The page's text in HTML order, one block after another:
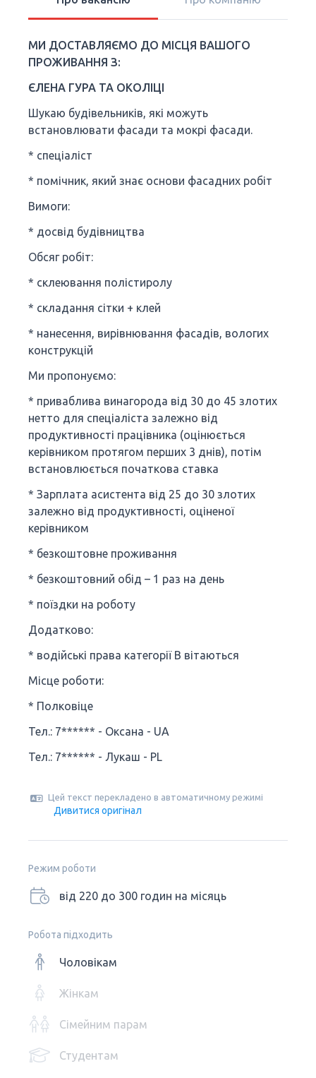
МИ ДОСТАВЛЯЄМО ДО МІСЦЯ ВАШОГО
ПРОЖИВАННЯ З:
ЄЛЕНА ГУРА ТА ОКОЛІЦІ
Шукаю будівельників, які можуть
встановлювати фасади та мокрі фасади.
* спеціаліст
* помічник, який знає основи фасадних робіт
Вимоги:
* досвід будівництва
Обсяг робіт:
* склеювання полістиролу
* складання сітки + клей
* нанесення, вирівнювання фасадів, вологих
конструкцій
Ми пропонуємо:
* приваблива винагорода від 30 до 45 злотих
нетто для спеціаліста залежно від
продуктивності працівника (оцінюється
керівником протягом перших 3 днів), потім
встановлюється початкова ставка
* Зарплата асистента від 25 до 30 злотих
залежно від продуктивності, оціненої
керівником
* безкоштовне проживання
* безкоштовний обід – 1 раз на день
* поїздки на роботу
Додатково:
* водійські права категорії B вітаються
Місце роботи:
* Полковіце
Тел.: 7****** - Оксана - UA
Тел.: 7****** - Лукаш - PL
Цей текст перекладено в автоматичному режимі
Дивитися оригінал
Режим роботи
від 220 до 300 годин на місяць
Робота підходить
Чоловікам
Жінкам
Сімейним парам
Студентам